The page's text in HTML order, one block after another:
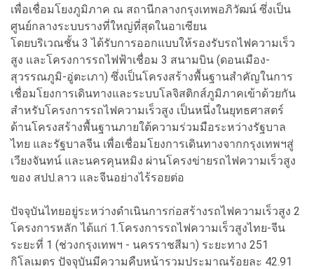
เพื่อเชื่อมโยงภูมิภาค ณ สถานีกลางกรุงเทพอภิวัฒน์ ซึ่งเป็น
ศูนย์กลางระบบรางที่ใหญ่ที่สุดในอาเซียน
โดยบริเวณชั้น 3 ได้รับการออกแบบให้รองรับรถไฟความเร็ว
สูง และโครงการรถไฟฟ้าเชื่อม 3 สนามบิน (ดอนเมือง-
สุวรรณภูมิ-อู่ตะเภา) ซึ่งเป็นโครงสร้างพื้นฐานสำคัญในการ
เชื่อมโยงการเดินทางและระบบโลจิสติกส์ภูมิภาคเข้าด้วยกัน
สำหรับโครงการรถไฟความเร็วสูง เป็นหนึ่งในยุทธศาสตร์
ด้านโครงสร้างพื้นฐานภายใต้ความร่วมมือระหว่างรัฐบาล
ไทย และรัฐบาลจีน เพื่อเชื่อมโยงการเดินทางจากกรุงเทพฯสู่
เวียงจันทน์ และนครคุนหมิง ผ่านโครงข่ายรถไฟความเร็วสูง
ของ สปป.ลาว และจีนอย่างไร้รอยต่อ
ปัจจุบันไทยอยู่ระหว่างดำเนินการก่อสร้างรถไฟความเร็วสูง 2
โครงการหลัก ได้แก่ 1.โครงการรถไฟความเร็วสูงไทย-จีน
ระยะที่ 1 (ช่วงกรุงเทพฯ - นครราชสีมา) ระยะทาง 251
กิโลเมตร ปัจจุบันมีความคืบหน้ารวมประมาณร้อยละ 42.91